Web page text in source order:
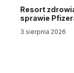
Resort
sprawie
3 sierpnia 2026